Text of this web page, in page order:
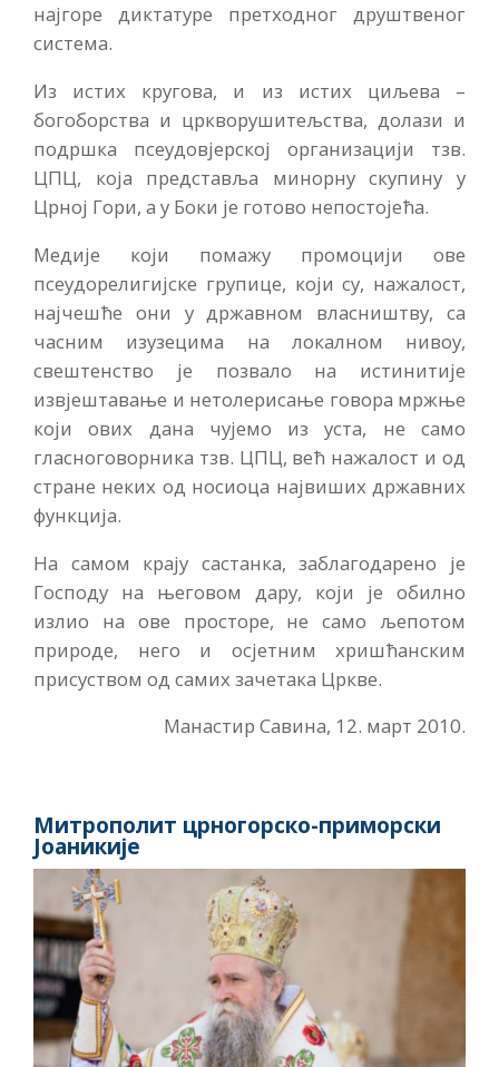
најгоре диктатуре претходног друштвеног
система.
Из истих кругова, и из истих циљева –
богоборства и цркворушитељства, долази и
подршка псеудовјерској организацији тзв.
ЦПЦ, која представља минорну скупину у
Црној Гори, а у Боки је готово непостојећа.
Медије који помажу промоцији ове
псеудорелигијске групице, који су, нажалост,
најчешће они у државном власништву, са
часним изузецима на локалном нивоу,
свештенство је позвало на истинитије
извјештавање и нетолерисање говора мржње
који ових дана чујемо из уста, не само
гласноговорника тзв. ЦПЦ, већ нажалост и од
стране неких од носиоца највиших државних
функција.
На самом крају састанка, заблагодарено је
Господу на његовом дару, који је обилно
излио на ове просторе, не само љепотом
природе, него и осјетним хришћанским
присуством од самих зачетака Цркве.
Манастир Савина, 12. март 2010.
Митрополит црногорско-приморски
Јоаникије